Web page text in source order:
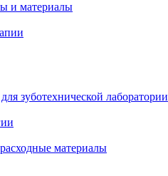
и материалы
зуботехнической лаборатории
материалы